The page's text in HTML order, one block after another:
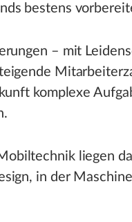
bestens
– mit
komplexe
liegen
in der